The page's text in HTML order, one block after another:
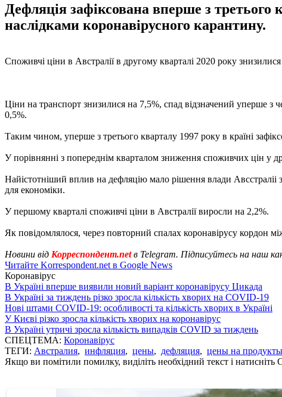
Дефляція зафіксована вперше з
наслідками коронавірусного карантину.
Споживчі ціни в Австралії в другому кварталі 2020 року
Ціни на транспорт знизилися на 7,5%, спад відзначений уперше з
0,5%.
Таким чином, уперше з третього кварталу 1997 року в країні
У порівнянні з попереднім кварталом зниження споживчих цін у
Найістотніший вплив на дефляцію мало рішення влади Авсстраліі з
для економіки.
У першому кварталі споживчі ціни в Австралії виросли на 2,2%.
Як повідомлялося, через повторний спалах коронавірусу кордон
Новини від Корреспондент.netв Telegram. Підписуйтесь на наш
Читайте Korrespondent.net в Google News
Коронавірус
В Україні вперше виявили новий варіант коронавірусу Цикада
В Україні за тиждень різко зросла кількість хворих на COVID-19
Нові штами COVID-19: особливості та кількість хворих в Україні
У Києві різко зросла кількість хворих на коронавірус
В Україні утричі зросла кількість випадків COVID за тиждень
СПЕЦТЕМА: Коронавірус
ТЕГИ: Австралия, инфляция, цены, дефляция, цены на продукты
Якщо ви помітили помилку, виділіть необхідний текст і